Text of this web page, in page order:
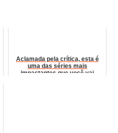
Aclamada pela crítica, esta é
uma das séries mais
impactantes que você vai